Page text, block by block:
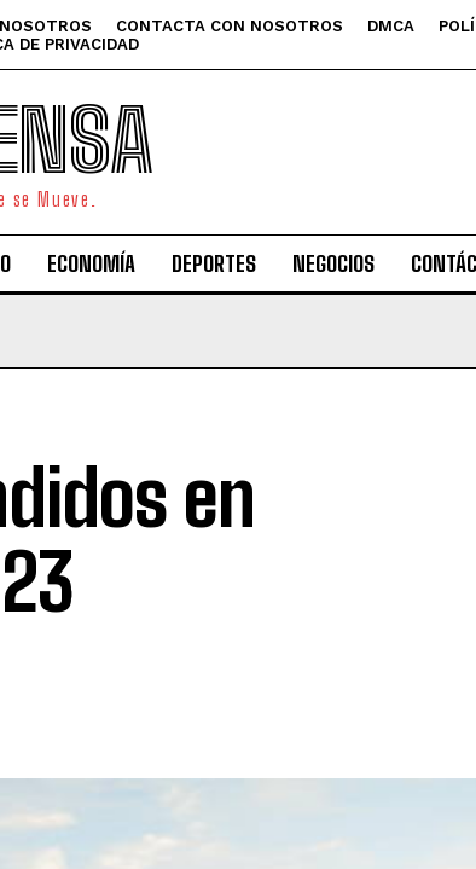
CONTACTA CON NOSOTROS DMCA
DE PRIVACIDAD
Mueve.
ECONOMÍA DEPORTES NEGOCIOS
en